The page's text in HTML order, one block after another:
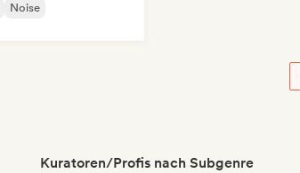
Noise
Kuratoren/Profis nach Subgenre